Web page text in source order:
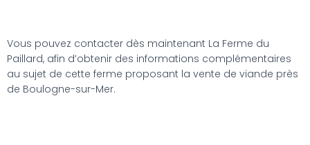
Vous pouvez contacter dès maintenant La Ferme du
Paillard, afin d’obtenir des informations complémentaires
au sujet de cette ferme proposant la vente de viande près
de Boulogne-sur-Mer.